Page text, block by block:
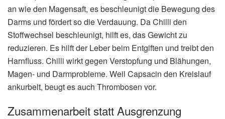
an wie den Magensaft, es beschleunigt die Bewegung des
Darms und fördert so die Verdauung. Da Chilli den
Stoffwechsel beschleunigt, hilft es, das Gewicht zu
reduzieren. Es hilft der Leber beim Entgiften und treibt den
Harnfluss. Chilli wirkt gegen Verstopfung und Blähungen,
Magen- und Darmprobleme. Weil Capsacin den Kreislauf
ankurbelt, beugt es auch Thrombosen vor.
Zusammenarbeit statt Ausgrenzung